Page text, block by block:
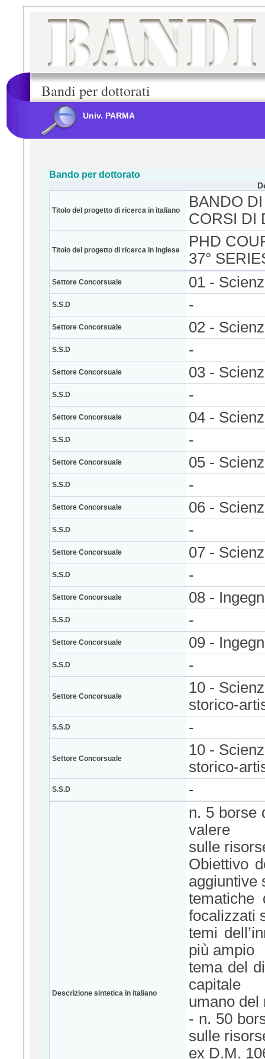
Bandi per dottorati
Univ. PARMA
Bando per dottorato
Titolo del progetto di ricerca in italiano
BANDO
CORSI DI
Titolo del progetto di ricerca in inglese
PHD
37°
Settore Concorsuale 01 -
S.S.D -
Settore Concorsuale 02 -
S.S.D -
Settore Concorsuale 03 -
S.S.D -
Settore Concorsuale 04 -
S.S.D -
Settore Concorsuale 05 -
S.S.D -
Settore Concorsuale 06 -
S.S.D -
Settore Concorsuale 07 -
S.S.D -
Settore Concorsuale 08 -
S.S.D -
Settore Concorsuale 09 -
S.S.D -
Settore Concorsuale
10 -
storico-
S.S.D -
Settore Concorsuale
10 -
storico-
S.S.D -
Descrizione sintetica in italiano
n. 5 borse
valere
sulle
Obiettivo
aggiuntive
tematiche
focalizzati
temi
più ampio
tema del
capitale
umano del
- n. 50
sulle
ex D.M.